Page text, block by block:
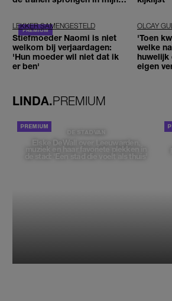
LEKKER SAMENGESTELD
Stiefmoeder Naomi is niet
welkom bij verjaardagen:
'Hun moeder wil niet dat ik
er ben'
OLCAY
'Toen
welke
huwelijk
eigen
LINDA.PREMIUM
DE STAD VAN
Elske DeWall over Leeuwarden,
muziek en haar favoriete plekken in
de stad: 'Een stad die voelt als thuis'